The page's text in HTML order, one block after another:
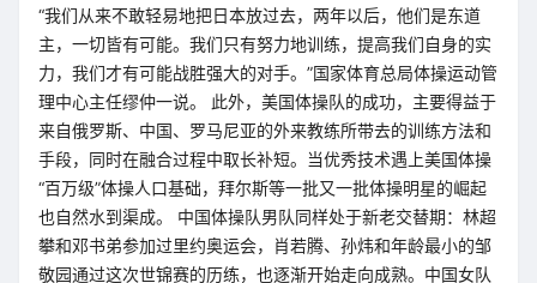
“我们从来不敢轻易地把日本放过去，两年以后，他们是东道
主，一切皆有可能。我们只有努力地训练，提高我们自身的实
力，我们才有可能战胜强大的对手。”国家体育总局体操运动管
理中心主任缪仲一说。 此外，美国体操队的成功，主要得益于
来自俄罗斯、中国、罗马尼亚的外来教练所带去的训练方法和
手段，同时在融合过程中取长补短。当优秀技术遇上美国体操
“百万级”体操人口基础，拜尔斯等一批又一批体操明星的崛起
也自然水到渠成。 中国体操队男队同样处于新老交替期：林超
攀和邓书弟参加过里约奥运会，肖若腾、孙炜和年龄最小的邹
敬园通过这次世锦赛的历练，也逐渐开始走向成熟。中国女队